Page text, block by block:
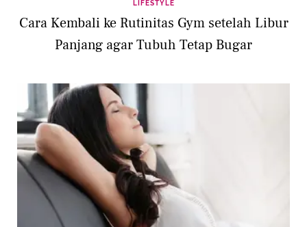
LIFESTYLE
Cara Kembali ke Rutinitas Gym setelah Libur
Panjang agar Tubuh Tetap Bugar